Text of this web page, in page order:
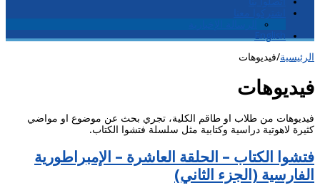
الرئيسية/فيديوهات
فيديوهات
فيديوهات من طلاب او طاقم الكلية، تجري بحث عن موضوع او مواضي
كثيرة لاهوتية دراسية وكتابية مثل سلسلة فتشوا الكتاب.
فتشوا الكتاب – الحلقة العاشرة – الإمبراطورية
الفارسية (الجزء الثاني)